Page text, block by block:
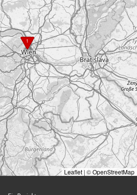
1
Leaflet | ©OpenStreetMap